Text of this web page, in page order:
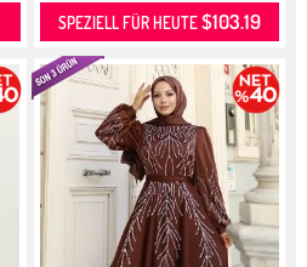
SPEZIELL FÜR HEUTE$103.19